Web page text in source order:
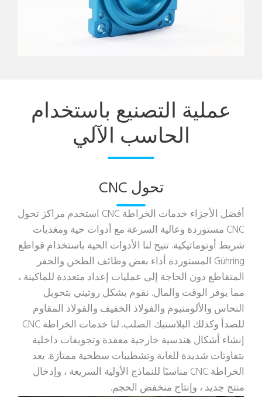
عملية التصنيع باستخدام
الحاسب الآلي
تحول CNC
أفضل الأجزاء خدمات الخراطة CNC
استخدم مراكز تحول
CNC مستوردة وعالية السرعة مع أدوات حية ومغذيات
شريط أوتوماتيكية. تتيح لنا الأدوات الحية باستخدام قواطع
Gühring المستوردة أداء بعض وظائف الطحن والحفر
المتقاطع دون الحاجة إلى عمليات إعداد متعددة للماكينة ،
مما يوفر الوقت والمال. نقوم بشكل روتيني بتحويل
النحاس والألومنيوم والفولاذ الخفيف والفولاذ المقاوم
للصدأ وكذلك البلاستيك الصلب. لنا خدمات الخراطة CNC
إنشاء أشكال هندسية خارجية معقدة وتجويفات داخلية
بتفاوتات شديدة للغاية وتشطيبات سطحية ممتازة. يعد
الخراطة CNC مناسبًا للنماذج الأولية السريعة ، وإدخال
منتج جديد ، وإنتاج منخفض الحجم.